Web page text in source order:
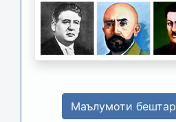
Маълумоти бештар